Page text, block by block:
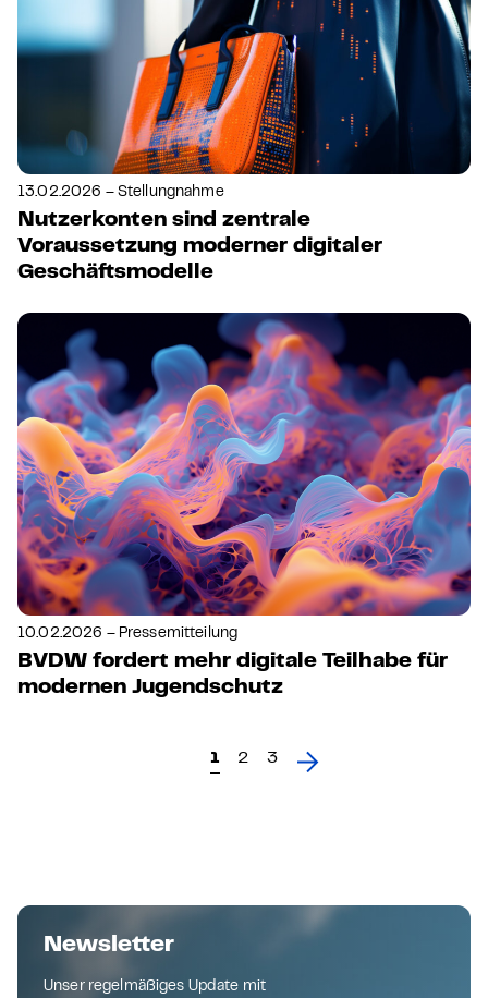
13.02.2026 – Stellungnahme
Nutzerkonten sind zentrale
Voraussetzung moderner digitaler
Geschäftsmodelle
10.02.2026 – Pressemitteilung
BVDW fordert mehr digitale Teilhabe für
modernen Jugendschutz
1 2 3
Newsletter
Unser regelmäßiges Update mit